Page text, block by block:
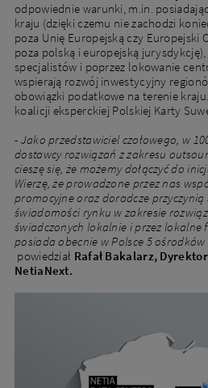
odpowiednie warunki, m.in.
kraju (dzięki czemu nie zachodzi
poza Unię Europejską czy Europejski
poza polską i europejską
specjalistów i poprzez lokowanie
wspierają rozwój inwestycyjny
obowiązki podatkowe na terenie
koalicji eksperckiej Polskiej Karty
- Jako przedstawiciel czołowego, w
dostawcy rozwiązań z zakresu
cieszę się, że możemy dołączyć do
Wierzę, że prowadzone przez nas
promocyjne oraz doradcze przyczynią
świadomości rynku w zakresie
świadczonych lokalnie i przez lokalne
posiada obecnie w Polsce 5
powiedział Rafał Bakalarz,
NetiaNext.